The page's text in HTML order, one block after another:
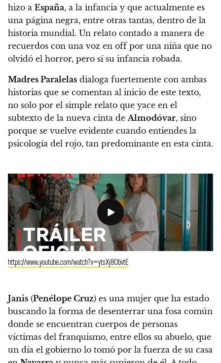
hizo a España, a la infancia y que actualmente es
una página negra, entre otras tantas, dentro de la
historia mundial. Un relato contado a manera de
recuerdos con una voz en off por una niña que no
olvidó el horror, pero sí su infancia robada.
Madres Paralelas dialoga fuertemente con ambas
historias que se comentan al inicio de este texto,
no solo por el simple relato que yace en el
subtexto de la nueva cinta de Almodóvar, sino
porque se vuelve evidente cuando entiendes la
psicología del rojo, tan predominante en esta cinta.
https://www.youtube.com/watch?v=ytsXj8ObvtE
Janis (Penélope Cruz) es una mujer que ha estado
buscando la forma de desenterrar una fosa común
donde se encuentran cuerpos de personas
víctimas del franquismo, entre ellos su abuelo, que
un día el gobierno lo tomó por la fuerza de su casa